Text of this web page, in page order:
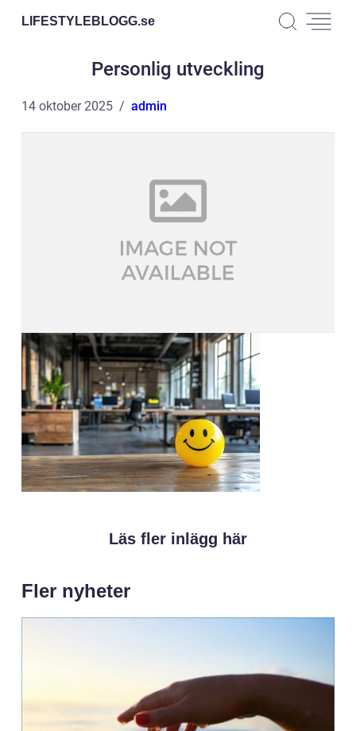
LIFESTYLEBLOGG.se
Personlig utveckling
14 oktober 2025 admin
Läs fler inlägg här
Fler nyheter